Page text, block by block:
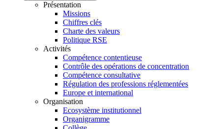
Présentation
Missions
Chiffres clés
Charte des valeurs
Politique RSE
Activités
Compétence contentieuse
Contrôle des opérations de concentration
Compétence consultative
Régulation des professions réglementées
Europe et international
Organisation
Ecosystème institutionnel
Organigramme